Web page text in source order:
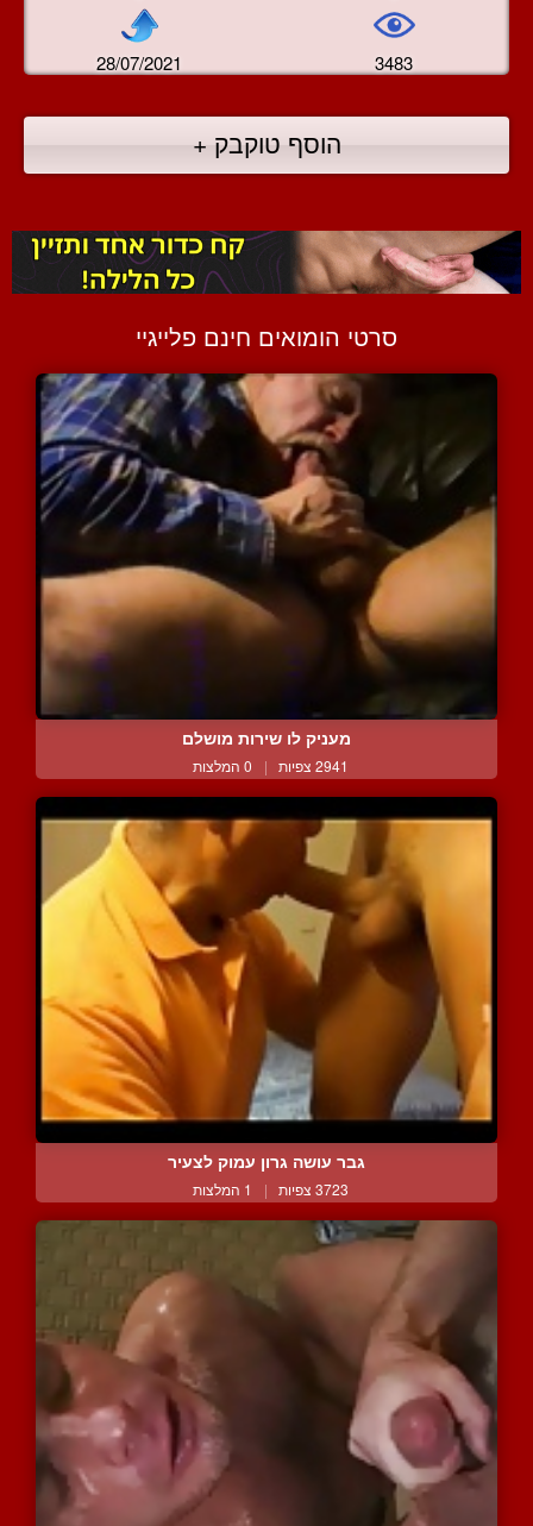
28/07/2021 3483
הוסף טוקבק +
סרטי הומואים חינם פלייגיי
מעניק לו שירות מושלם
2941 צפיות | 0 המלצות
גבר עושה גרון עמוק לצעיר
3723 צפיות | 1 המלצות